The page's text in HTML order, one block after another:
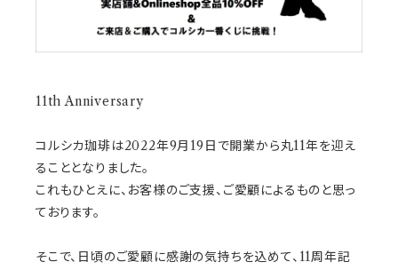
11th Anniversary
コルシカ珈琲は2022年9月19日で開業から丸11年を迎え
ることとなりました。
これもひとえに、お客様のご支援、ご愛顧によるものと思っ
ております。
そこで、日頃のご愛顧に感謝の気持ちを込めて、11周年記